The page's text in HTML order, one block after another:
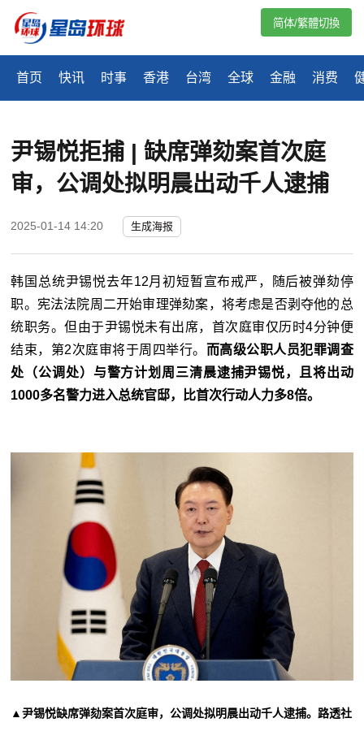
首页 快讯 时事 香港 台湾 全球 金融 消费
简体/繁體切換
尹锡悦拒捕 | 缺席弹劾案首次庭
审，公调处拟明晨出动千人逮捕
2025-01-14 14:20 生成海报
韩国总统尹锡悦去年12月初短暂宣布戒严，随后被弹劾停
职。宪法法院周二开始审理弹劾案，将考虑是否剥夺他的总
统职务。但由于尹锡悦未有出席，首次庭审仅历时4分钟便
结束，第2次庭审将于周四举行。 而高级公职人员犯罪调查
处（公调处）与警方计划周三清晨逮捕尹锡悦，且将出动
1000多名警力进入总统官邸，比首次行动人力多8倍。
▲尹锡悦缺席弹劾案首次庭审，公调处拟明晨出动千人逮捕。路透社